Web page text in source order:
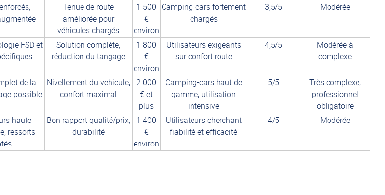
Tenue de route
améliorée pour
véhicules chargés
1 500
€
environ
Camping-cars fortement
chargés
3,5/5 Modérée
FSD et
Solution complète,
réduction du tangage
1 800
€
environ
Utilisateurs exigeants
sur confort route
4,5/5
Modérée à
complexe
de la
possible
Nivellement du vehicule,
confort maximal
2 000
€ et
plus
Camping-cars haut de
gamme, utilisation
intensive
5/5
Très complexe,
professionnel
obligatoire
haute
ressorts
Bon rapport qualité/prix,
durabilité
1 400
€
environ
Utilisateurs cherchant
fiabilité et efficacité
4/5 Modérée